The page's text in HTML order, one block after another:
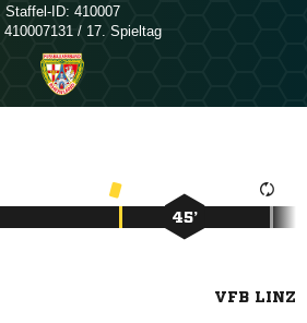
Staffel-ID: 410007
410007131 / 17. Spieltag
45’
VFB LINZ